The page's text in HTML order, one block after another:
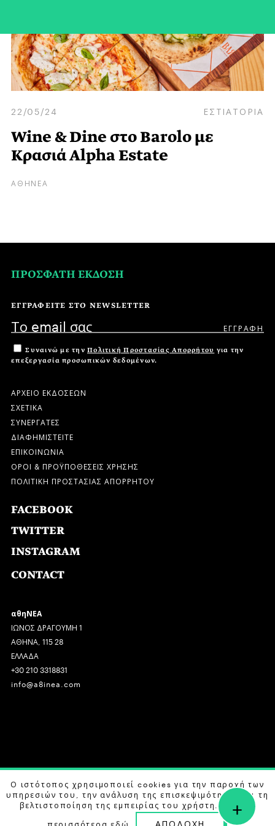
22/05/24 ΕΣΤΙΑΤΟΡΙΑ
Wine & Dine στο Barolo με
Κρασιά Alpha Estate
ΑΘΗΝΕΑ
ΠΡΟΣΦΑΤΗ ΕΚΔΟΣΗ
ΕΓΓΡΑΦΕΙΤΕ ΣΤΟ NEWSLETTER
Συναινώ με την Πολιτική Προστασίας Απορρήτου για την
επεξεργασία προσωπικών δεδομένων.
ΑΡΧΕΙΟ ΕΚΔΟΣΕΩΝ
ΣΧΕΤΙΚΑ
ΣΥΝΕΡΓΑΤΕΣ
ΔΙΑΦΗΜΙΣΤΕΙΤΕ
ΕΠΙΚΟΙΝΩΝΙΑ
ΟΡΟΙ & ΠΡΟΫΠΟΘΕΣΕΙΣ ΧΡΗΣΗΣ
ΠΟΛΙΤΙΚΗ ΠΡΟΣΤΑΣΙΑΣ ΑΠΟΡΡΗΤΟΥ
FACEBOOK
TWITTER
INSTAGRAM
CONTACT
αθηΝΕΑ
ΙΩΝΟΣ ΔΡΑΓΟΥΜΗ 1
ΑΘΗΝΑ, 115 28
ΕΛΛΑΔΑ
+30 210 3318831
info@a8inea.com
COPYRIGHT © 2026 αθηΝΕΑ, ALL RIGHTS RESERVED.
DESIGN BY G DESIGN STUDIO. DEVELOPED BYB LABS
Ο ιστότοπος χρησιμοποιεί cookies για την παροχή των
υπηρεσιών του, την ανάλυση της επισκεψιμότητας και τη
βελτιστοποίηση της εμπειρίας του χρήστη. Μάθετε
περισσότεραεδώ ΑΠΟΔΟΧΗ
+